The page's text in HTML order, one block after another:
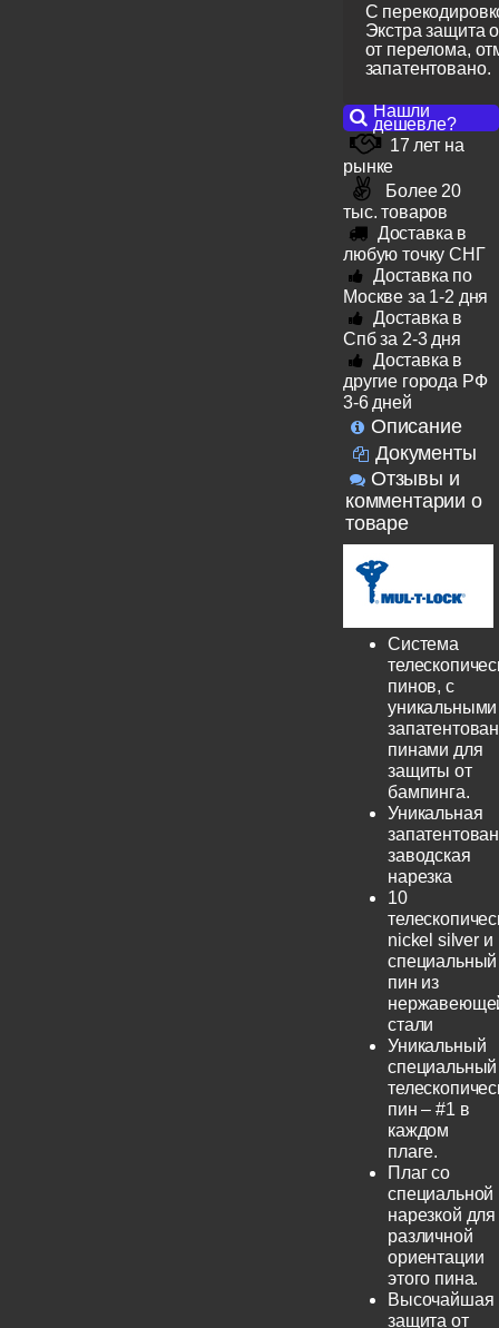
С
Экстра защита
от перелома,
запатентовано.
Нашли
дешевле?
17 лет на
рынке
Более 20
тыс. товаров
Доставка в
любую точку СНГ
Доставка по
Москве за 1-2 дня
Доставка в
Спб за 2-3 дня
Доставка в
другие города РФ
3-6 дней
Описание
Документы
Отзывы и
комментарии о
товаре
Система
пинов, с
уникальными
пинами для
защиты от
бампинга.
Уникальная
заводская
нарезка
10
nickel silver и
специальный
пин из
стали
Уникальный
специальный
пин – #1 в
каждом
плаге.
Плаг со
специальной
нарезкой для
различной
ориентации
этого пина.
Высочайшая
защита от